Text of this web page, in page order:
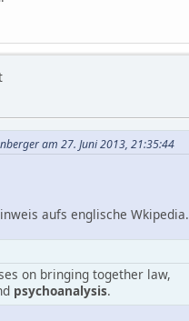
am 27. Juni 2013, 21:35:44
aufs englische Wkipedia.
on bringing together law,
psychoanalysis.